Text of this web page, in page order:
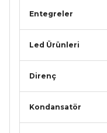
Entegreler
Led Ürünleri
Direnç
Kondansatör